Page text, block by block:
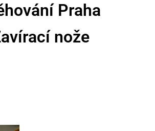
Praha
nože